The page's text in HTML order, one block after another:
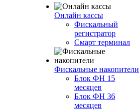
Онлайн кассы
Фискальный
регистратор
Смарт терминал
Фискальные накопители
Блок ФН 15
месяцев
Блок ФН 36
месяцев